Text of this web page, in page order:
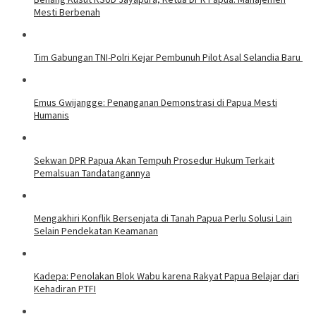
Mesti Berbenah
Tim Gabungan TNI-Polri Kejar Pembunuh Pilot Asal Selandia Baru
Emus Gwijangge: Penanganan Demonstrasi di Papua Mesti
Humanis
Sekwan DPR Papua Akan Tempuh Prosedur Hukum Terkait
Pemalsuan Tandatangannya
Mengakhiri Konflik Bersenjata di Tanah Papua Perlu Solusi Lain
Selain Pendekatan Keamanan
Kadepa: Penolakan Blok Wabu karena Rakyat Papua Belajar dari
Kehadiran PTFI